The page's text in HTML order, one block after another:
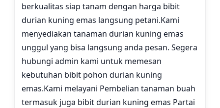
berkualitas siap tanam dengan harga bibit
durian kuning emas langsung petani.Kami
menyediakan tanaman durian kuning emas
unggul yang bisa langsung anda pesan. Segera
hubungi admin kami untuk memesan
kebutuhan bibit pohon durian kuning
emas.Kami melayani Pembelian tanaman buah
termasuk juga bibit durian kuning emas Partai